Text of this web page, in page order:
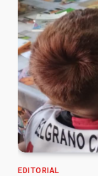
EDITORIAL